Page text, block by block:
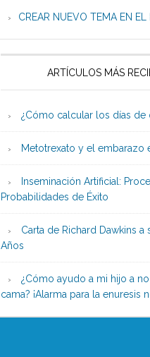
CREAR NUEVO TEMA EN EL
ARTÍCULOS MÁS
¿Cómo calcular los días de
Metotrexato y el embarazo
Inseminación Artificial:
Probabilidades de Éxito
Carta de Richard Dawkins a
Años
¿Cómo ayudo a mi hijo a
cama? ¡Alarma para la enuresis